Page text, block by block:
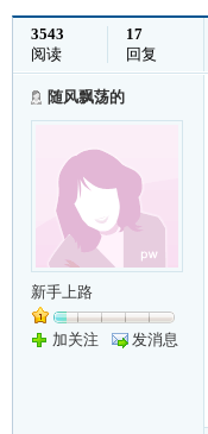
3543
阅读
17
回复
随风飘荡的
新手上路
加关注 发消息